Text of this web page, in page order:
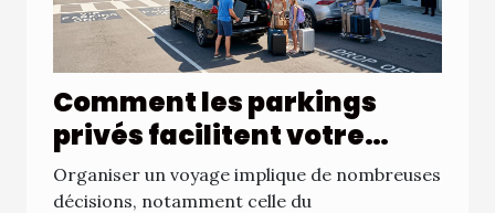
Comment les parkings
privés facilitent votre
voyage depuis l'aéroport ?
Organiser un voyage implique de nombreuses
décisions, notamment celle du